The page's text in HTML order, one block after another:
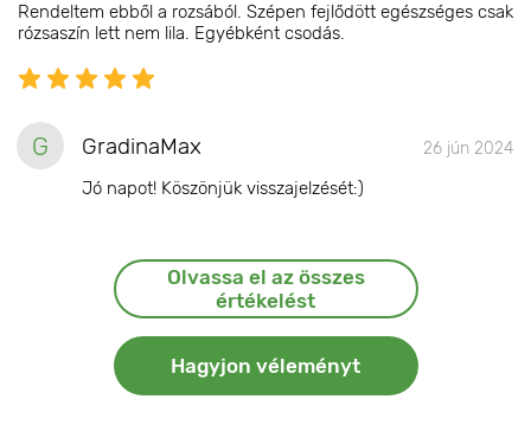
Rendeltem ebből a rozsából. Szépen fejlődött egészséges csak
rózsaszín lett nem lila. Egyébként csodás.
G GradinaMax 26 jún 2024
Jó napot! Köszönjük visszajelzését:)
Olvassa el az összes
értékelést
Hagyjon véleményt